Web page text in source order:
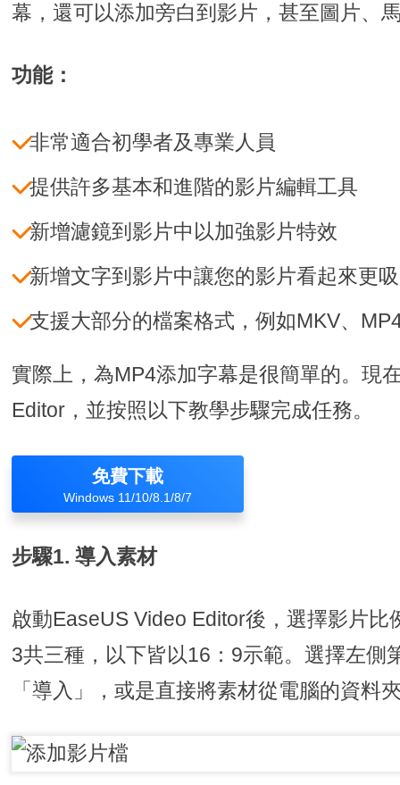
幕，還可以添加旁白到影片，甚至圖片、
功能：
非常適合初學者及專業人員
提供許多基本和進階的影片編輯工具
新增濾鏡到影片中以加強影片特效
新增文字到影片中讓您的影片看起來更
支援大部分的檔案格式，例如MKV、
實際上，為MP4添加字幕是很簡單的。現
Editor，並按照以下教學步驟完成任務。
免費下載
Windows 11/10/8.1/8/7
步驟1. 導入素材
啟動EaseUS Video Editor後，選擇影片
3共三種，以下皆以16：9示範。選擇左側
「導入」，或是直接將素材從電腦的資料